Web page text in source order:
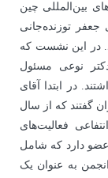
بین‌المللی چین
جعفر توزنده‌جانی
در این نشست که
دکتر نوعی مسئول
در ابتدا آقای
گفتند که از سال
فعالیت‌های
مختلف فرهنگی داشته است. انجمن تا کنون ۶۵۰ عضو دارد که شامل
به عنوان یک